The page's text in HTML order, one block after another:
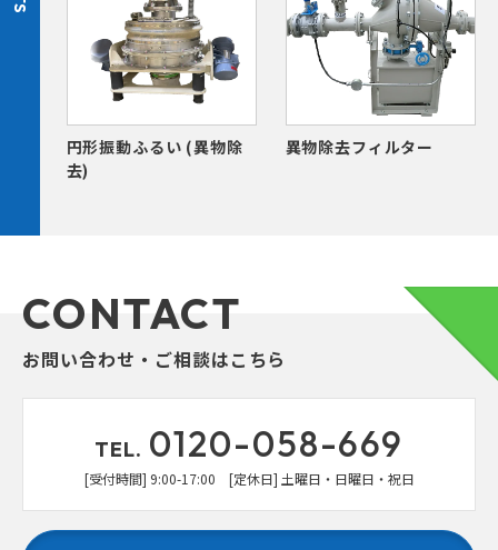
円形振動ふるい (異物除
去)
異物除去フィルター
CONTACT
お問い合わせ・ご相談はこちら
TEL. 0120-058-669
[受付時間] 9:00-17:00 [定休日] 土曜日・日曜日・祝日